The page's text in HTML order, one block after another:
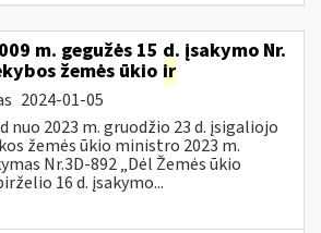
m. gegužės 15 d. įsakymo Nr.
žemės ūkio ir
2024-01-05
nuo 2023 m. gruodžio 23 d. įsigaliojo
žemės ūkio ministro 2023 m.
Nr.3D-892 „Dėl Žemės ūkio
16 d. įsakymo...